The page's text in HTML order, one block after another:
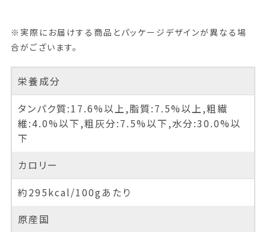
※実際にお届けする商品とパッケージデザインが異なる場
合がございます。
栄養成分
タンパク質:17.6%以上,脂質:7.5%以上,粗繊
維:4.0%以下,粗灰分:7.5%以下,水分:30.0%以
下
カロリー
約295kcal/100gあたり
原産国